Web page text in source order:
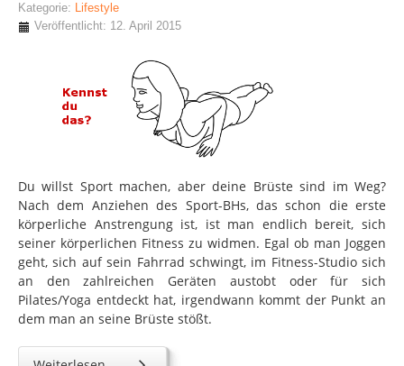
Kategorie:
Lifestyle
Veröffentlicht: 12. April 2015
Du willst Sport machen, aber deine Brüste sind im Weg?
Nach dem Anziehen des Sport-BHs, das schon die erste
körperliche Anstrengung ist, ist man endlich bereit, sich
seiner körperlichen Fitness zu widmen. Egal ob man Joggen
geht, sich auf sein Fahrrad schwingt, im Fitness-Studio sich
an den zahlreichen Geräten austobt oder für sich
Pilates/Yoga entdeckt hat, irgendwann kommt der Punkt an
dem man an seine Brüste stößt.